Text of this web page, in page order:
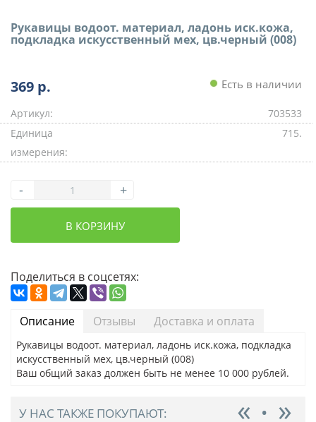
Рукавицы водоот. материал, ладонь иск.кожа,
подкладка искусственный мех, цв.черный (008)
369 р. Есть в наличии
Артикул:
703533
Единица
измерения:
715.
- +
В КОРЗИНУ
Поделиться в соцсетях:
Описание Отзывы Доставка и оплата
Рукавицы водоот. материал, ладонь иск.кожа, подкладка
искусственный мех, цв.черный (008)
Ваш общий заказ должен быть не менее 10 000 рублей.
У НАС ТАКЖЕ ПОКУПАЮТ: